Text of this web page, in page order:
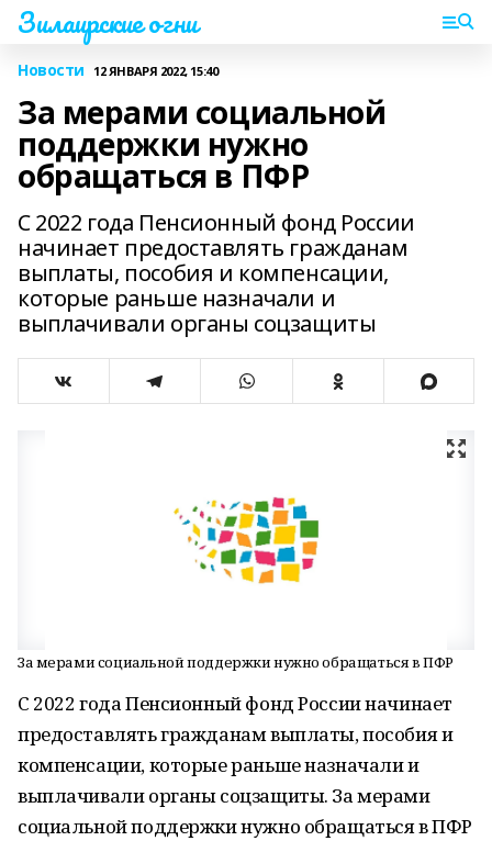
Зилаирские огни
Новости 12 ЯНВАРЯ 2022, 15:40
За мерами социальной
поддержки нужно
обращаться в ПФР
С 2022 года Пенсионный фонд России
начинает предоставлять гражданам
выплаты, пособия и компенсации,
которые раньше назначали и
выплачивали органы соцзащиты
За мерами социальной поддержки нужно обращаться в ПФР
С 2022 года Пенсионный фонд России начинает
предоставлять гражданам выплаты, пособия и
компенсации, которые раньше назначали и
выплачивали органы соцзащиты. За мерами
социальной поддержки нужно обращаться в ПФР